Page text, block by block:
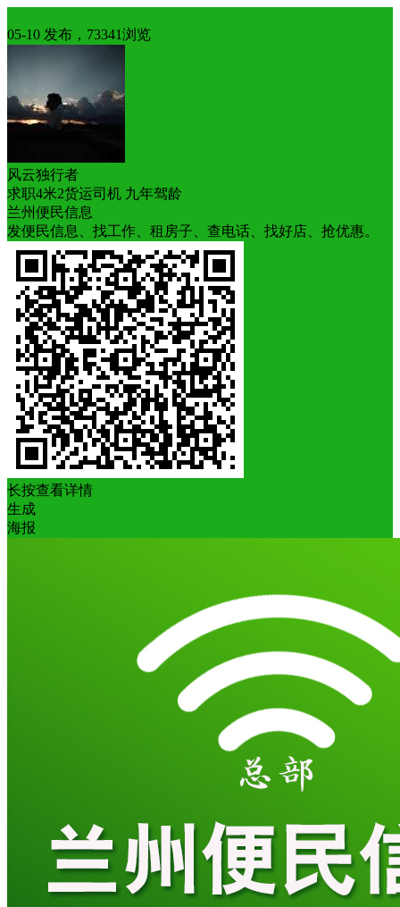
05-10 发布，73341浏览
风云独行者
求职4米2货运司机 九年驾龄
兰州便民信息
发便民信息、找工作、租房子、查电话、找好店、抢优惠。
长按查看详情
生成
海报